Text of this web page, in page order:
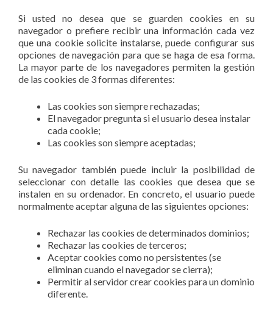
Si usted no desea que se guarden cookies en su
navegador o prefiere recibir una información cada vez
que una cookie solicite instalarse, puede configurar sus
opciones de navegación para que se haga de esa forma.
La mayor parte de los navegadores permiten la gestión
de las cookies de 3 formas diferentes:
Las cookies son siempre rechazadas;
El navegador pregunta si el usuario desea instalar
cada cookie;
Las cookies son siempre aceptadas;
Su navegador también puede incluir la posibilidad de
seleccionar con detalle las cookies que desea que se
instalen en su ordenador. En concreto, el usuario puede
normalmente aceptar alguna de las siguientes opciones:
Rechazar las cookies de determinados dominios;
Rechazar las cookies de terceros;
Aceptar cookies como no persistentes (se
eliminan cuando el navegador se cierra);
Permitir al servidor crear cookies para un dominio
diferente.